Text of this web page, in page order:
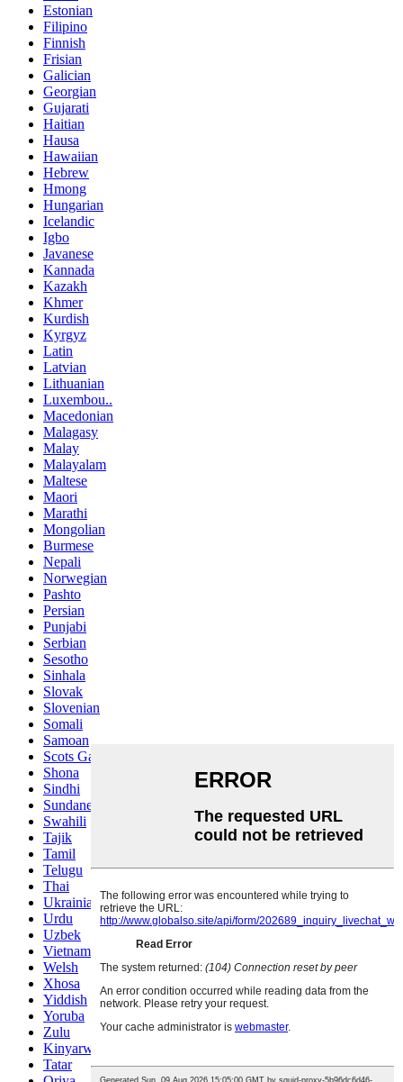
Estonian
Filipino
Finnish
Frisian
Galician
Georgian
Gujarati
Haitian
Hausa
Hawaiian
Hebrew
Hmong
Hungarian
Icelandic
Igbo
Javanese
Kannada
Kazakh
Khmer
Kurdish
Kyrgyz
Latin
Latvian
Lithuanian
Luxembou..
Macedonian
Malagasy
Malay
Malayalam
Maltese
Maori
Marathi
Mongolian
Burmese
Nepali
Norwegian
Pashto
Persian
Punjabi
Serbian
Sesotho
Sinhala
Slovak
Slovenian
Somali
Samoan
Scots Gaelic
Shona
Sindhi
Sundanese
Swahili
Tajik
Tamil
Telugu
Thai
Ukrainian
Urdu
Uzbek
Vietnamese
Welsh
Xhosa
Yiddish
Yoruba
Zulu
Kinyarwanda
Tatar